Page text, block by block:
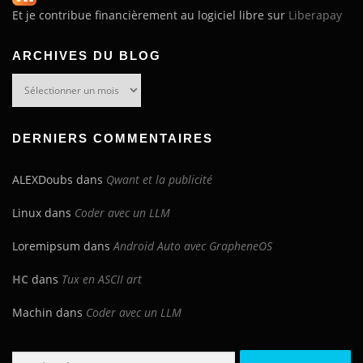
Et je contribue financièrement au logiciel libre sur Liberapay
ARCHIVES DU BLOG
DERNIERS COMMENTAIRES
ALEXDoubs dans Qwant et la publicité
Linux dans Coder avec un LLM
Loremipsum dansAndroid Auto avec GrapheneOS
HC dans Tux en ASCII art
Machin dans Coder avec un LLM